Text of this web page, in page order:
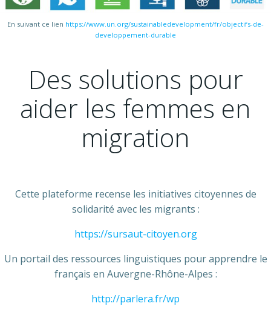
En suivant ce lien https://www.un.org/sustainabledevelopment/fr/objectifs-de-
developpement-durable
Des solutions pour
aider les femmes en
migration
Cette plateforme recense les initiatives citoyennes de
solidarité avec les migrants :
https://sursaut-citoyen.org
Un portail des ressources linguistiques pour apprendre le
français en Auvergne-Rhône-Alpes :
http://parlera.fr/wp